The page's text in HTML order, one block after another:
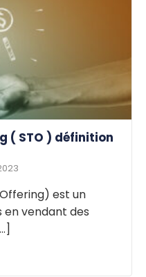
( STO ) définition
est un
en vendant des